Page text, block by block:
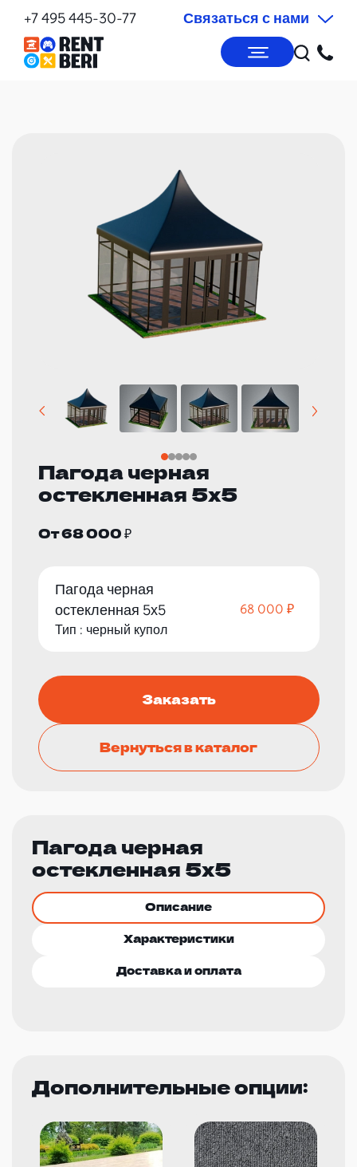
+7 495 445-30-77 Связаться с нами
Пагода черная
остекленная 5х5
От 68 000 ₽
Пагода черная
остекленная 5х5
Тип : черный купол
68 000 ₽
Заказать
Вернуться в каталог
Пагода черная
остекленная 5х5
Описание
Характеристики
Доставка и оплата
Дополнительные опции: